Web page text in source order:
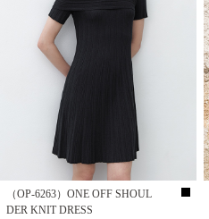
（OP-6263）ONE OFF SHOUL
DER KNIT DRESS